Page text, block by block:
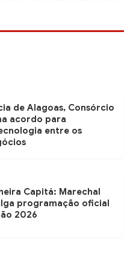
de Alagoas, Consórcio
acordo para
entre os
Capitá: Marechal
programação oficial
2026